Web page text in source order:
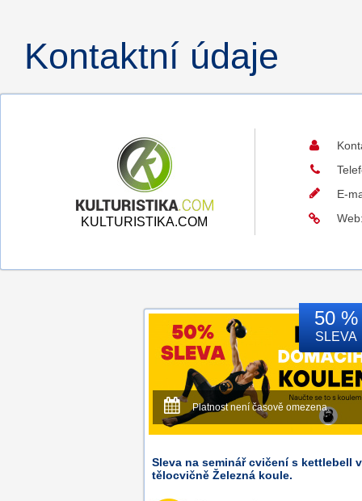
Kontaktní údaje
KULTURISTIKA.COM
E-
50 %
SLEVA
Platnost není časově omezena.
Sleva na seminář cvičení s kettlebell v
tělocvičně Železná koule.